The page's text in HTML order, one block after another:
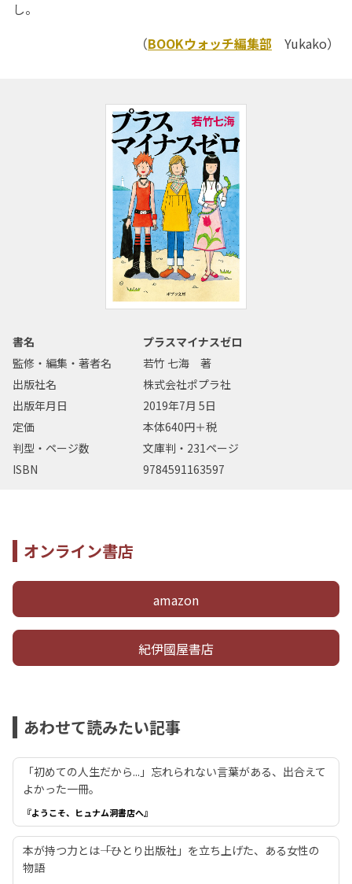
し。
（BOOKウォッチ編集部 Yukako）
書名
プラスマイナスゼロ
監修・編集・著者名
若竹 七海 著
出版社名
株式会社ポプラ社
出版年月日
2019年7月 5日
定価
本体640円＋税
判型・ページ数
文庫判・231ページ
ISBN
9784591163597
オンライン書店
amazon
紀伊國屋書店
あわせて読みたい記事
「初めての人生だから...」忘れられない言葉がある、出合えて
よかった一冊。
『ようこそ、ヒュナム洞書店へ』
本が持つ力とは――「ひとり出版社」を立ち上げた、ある女性の
物語